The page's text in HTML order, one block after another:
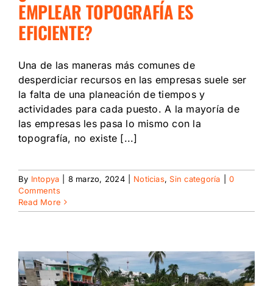
EMPLEAR TOPOGRAFÍA ES
EFICIENTE?
Una de las maneras más comunes de
desperdiciar recursos en las empresas suele ser
la falta de una planeación de tiempos y
actividades para cada puesto. A la mayoría de
las empresas les pasa lo mismo con la
topografía, no existe [...]
By Intopya 8 marzo, 2024 Noticias,Sin categoría
0
Comments
Read More